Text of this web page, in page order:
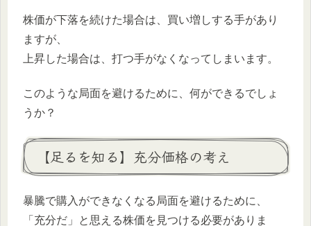
株価が下落を続けた場合は、買い増しする手があり
ますが、
上昇した場合は、打つ手がなくなってしまいます。
このような局面を避けるために、何ができるでしょ
うか？
【足るを知る】充分価格の考え
暴騰で購入ができなくなる局面を避けるために、
「充分だ」と思える株価を見つける必要がありま